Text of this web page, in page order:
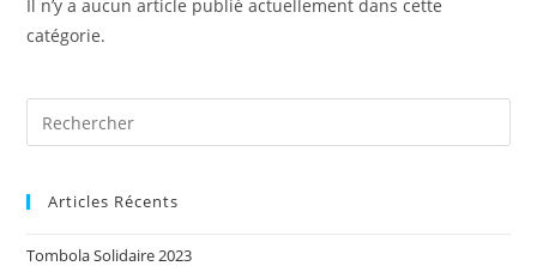
Il n’y a aucun article publié actuellement dans cette
catégorie.
Articles Récents
Tombola Solidaire 2023